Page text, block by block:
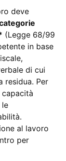
deve
(Legge 68/99
in base
di cui
residua. Per
le
al lavoro
per